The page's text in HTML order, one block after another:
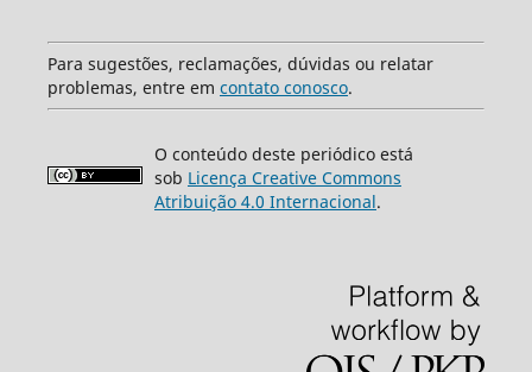
Para sugestões, reclamações, dúvidas ou relatar
problemas, entre em contato conosco.
O conteúdo deste periódico está
sob Licença Creative Commons
Atribuição 4.0 Internacional.